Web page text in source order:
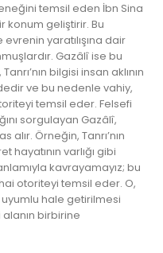
temsil eden İbn Sina
konum geliştirir. Bu
evrenin yaratılışına dair
Gazâlî ise bu
bilgisi insan aklının
ve bu nedenle vahiy,
temsil eder. Felsefi
sorgulayan Gazâlî,
Örneğin, Tanrı’nın
hayatının varlığı gibi
kavrayamayız; bu
otoriteyi temsil eder. O,
hale getirilmesi
alanın birbirine